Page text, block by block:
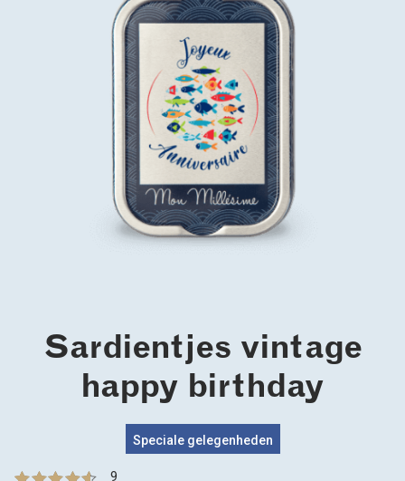
Sardientjes vintage
happy birthday
Speciale gelegenheden
9